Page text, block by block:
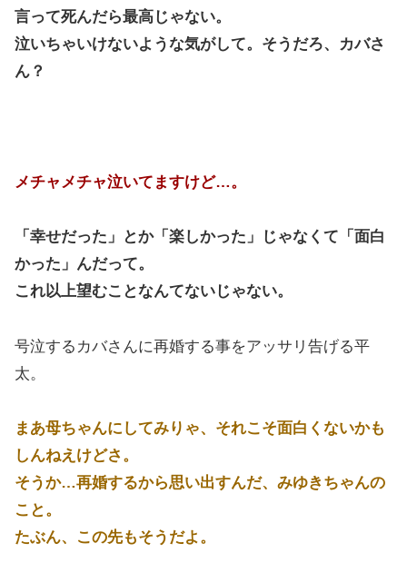
言って死んだら最高じゃない。
泣いちゃいけないような気がして。そうだろ、カバさ
ん？
メチャメチャ泣いてますけど…。
「幸せだった」とか「楽しかった」じゃなくて「面白
かった」んだって。
これ以上望むことなんてないじゃない。
号泣するカバさんに再婚する事をアッサリ告げる平
太。
まあ母ちゃんにしてみりゃ、それこそ面白くないかも
しんねえけどさ。
そうか…再婚するから思い出すんだ、みゆきちゃんの
こと。
たぶん、この先もそうだよ。